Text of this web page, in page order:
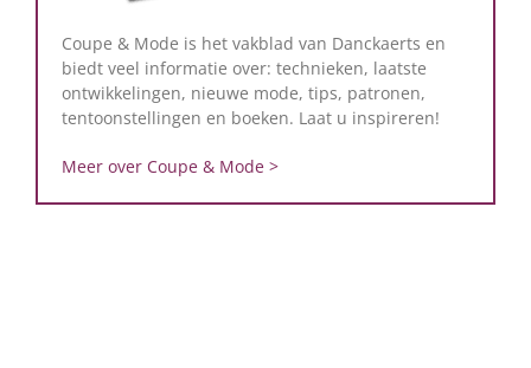
Coupe & Mode is het vakblad van Danckaerts en
biedt veel informatie over: technieken, laatste
ontwikkelingen, nieuwe mode, tips, patronen,
tentoonstellingen en boeken. Laat u inspireren!
Meer over Coupe & Mode >